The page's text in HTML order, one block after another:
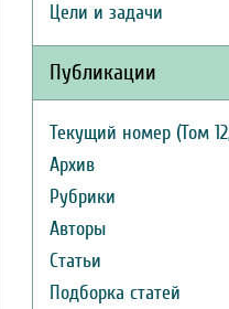
Цели и задачи
Публикации
Текущий номер (Том
Архив
Рубрики
Авторы
Статьи
Подборка статей